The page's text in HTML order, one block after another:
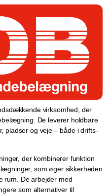
virksomhed, der
De leverer holdbare
pladser og veje – både i drifts-
der kombinerer funktion
som øger sikkerheden
rum. De arbejder med
som alternativer til